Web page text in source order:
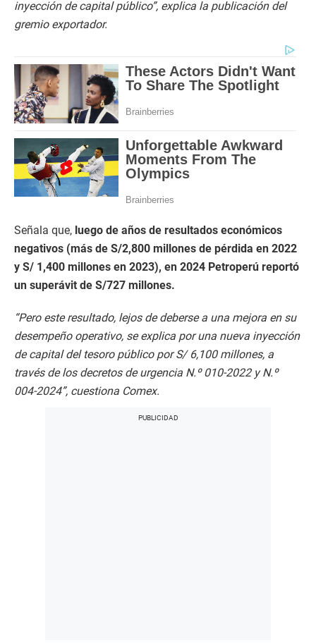
inyección de capital público”, explica la publicación del
gremio exportador.
Señala que, luego de años de resultados económicos
negativos (más de S/2,800 millones de pérdida en 2022
y S/ 1,400 millones en 2023), en 2024 Petroperú reportó
un superávit de S/727 millones.
“Pero este resultado, lejos de deberse a una mejora en su
desempeño operativo, se explica por una nueva inyección
de capital del tesoro público por S/ 6,100 millones, a
través de los decretos de urgencia N.º 010-2022 y N.º
004-2024”, cuestiona Comex.